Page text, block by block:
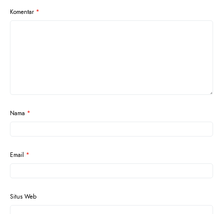
Komentar *
Nama *
Email *
Situs Web